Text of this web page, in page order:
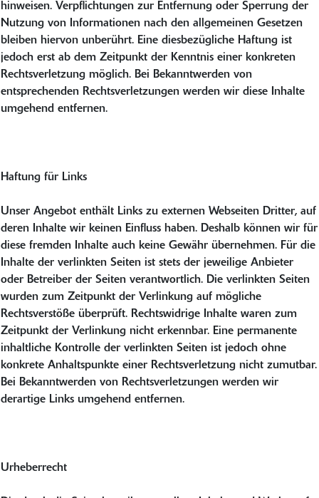
hinweisen. Verpflichtungen zur Entfernung oder Sperrung der
Nutzung von Informationen nach den allgemeinen Gesetzen
bleiben hiervon unberührt. Eine diesbezügliche Haftung ist
jedoch erst ab dem Zeitpunkt der Kenntnis einer konkreten
Rechtsverletzung möglich. Bei Bekanntwerden von
entsprechenden Rechtsverletzungen werden wir diese Inhalte
umgehend entfernen.
Haftung für Links
Unser Angebot enthält Links zu externen Webseiten Dritter, auf
deren Inhalte wir keinen Einfluss haben. Deshalb können wir für
diese fremden Inhalte auch keine Gewähr übernehmen. Für die
Inhalte der verlinkten Seiten ist stets der jeweilige Anbieter
oder Betreiber der Seiten verantwortlich. Die verlinkten Seiten
wurden zum Zeitpunkt der Verlinkung auf mögliche
Rechtsverstöße überprüft. Rechtswidrige Inhalte waren zum
Zeitpunkt der Verlinkung nicht erkennbar. Eine permanente
inhaltliche Kontrolle der verlinkten Seiten ist jedoch ohne
konkrete Anhaltspunkte einer Rechtsverletzung nicht zumutbar.
Bei Bekanntwerden von Rechtsverletzungen werden wir
derartige Links umgehend entfernen.
Urheberrecht